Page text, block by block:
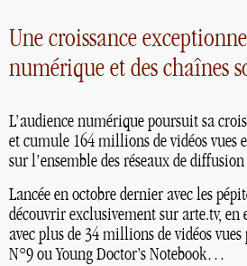
Une croissance
numérique et des chaînes
L’audience numérique poursuit sa
et cumule 164 millions de vidéos vues
sur l’ensemble des réseaux de
Lancée en octobre dernier avec les
découvrir exclusivement sur arte.tv,
avec plus de 34 millions de vidéos
N°9 ou Young Doctor’s Notebook…